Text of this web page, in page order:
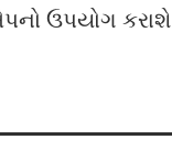
ઉપયોગ કરાશે